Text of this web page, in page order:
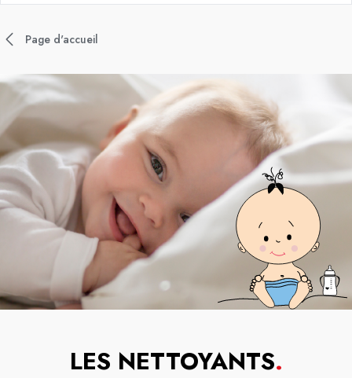
Page d'accueil
LES NETTOYANTS.